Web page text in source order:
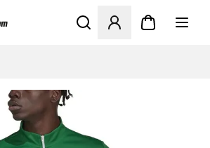
Megnyit egy modált a